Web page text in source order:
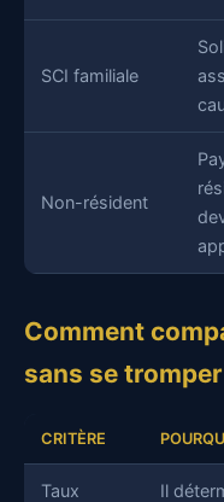
SCI familiale
Non-résident
Comment
sans se
CRITÈRE
Taux
Il